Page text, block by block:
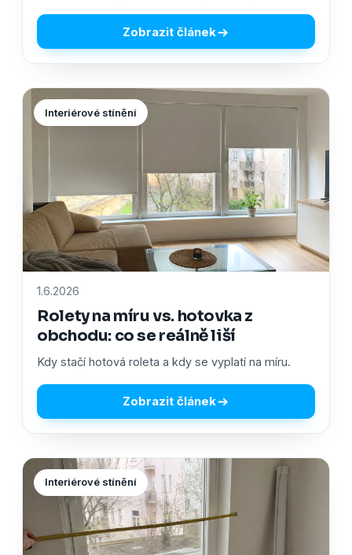
Zobrazit článek
Interiérové stínění
1.6.2026
Rolety na míru vs. hotovka z
obchodu: co se reálně liší
Kdy stačí hotová roleta a kdy se vyplatí na míru.
Zobrazit článek
Interiérové stínění